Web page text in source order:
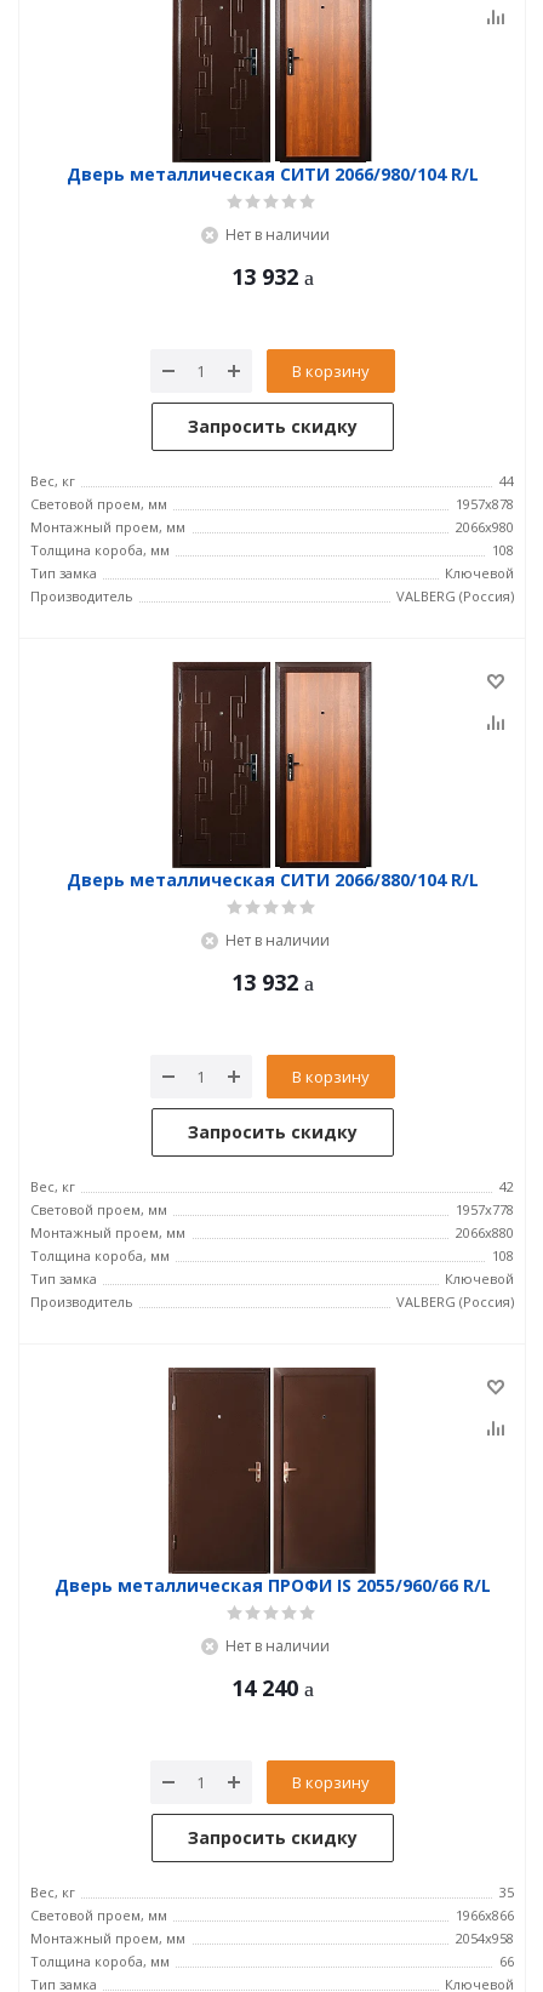
Дверь металлическая СИТИ 2066/980/104 R/L
Нет в наличии
13 932
В корзину
Запросить скидку
Вес, кг
44
Световой проем, мм
1957x878
Монтажный проем, мм
2066x980
Толщина короба, мм
108
Тип замка
Ключевой
Производитель
VALBERG (Россия)
Дверь металлическая СИТИ 2066/880/104 R/L
Нет в наличии
13 932
В корзину
Запросить скидку
Вес, кг
42
Световой проем, мм
1957x778
Монтажный проем, мм
2066x880
Толщина короба, мм
108
Тип замка
Ключевой
Производитель
VALBERG (Россия)
Дверь металлическая ПРОФИ IS 2055/960/66 R/L
Нет в наличии
14 240
В корзину
Запросить скидку
Вес, кг
35
Световой проем, мм
1966x866
Монтажный проем, мм
2054x958
Толщина короба, мм
66
Тип замка
Ключевой